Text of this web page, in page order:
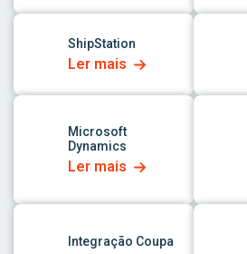
ShipStation
Ler mais
link
Microsoft
Dynamics
Ler mais
link
Integração Coupa
link